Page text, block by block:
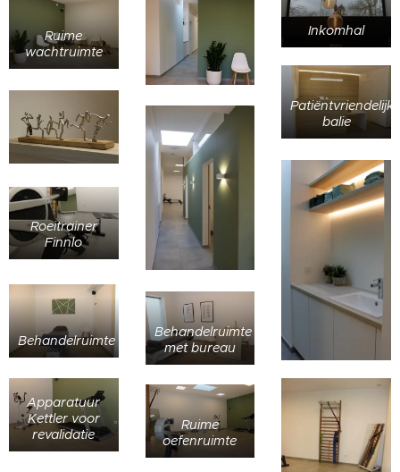
Inkomhal
Ruime
wachtruimte
balie
Roeitrainer
Finnlo
Behandelruimte
Behandelruimte
met bureau
Apparatuur
Kettler voor
revalidatie
Ruime
oefenruimte